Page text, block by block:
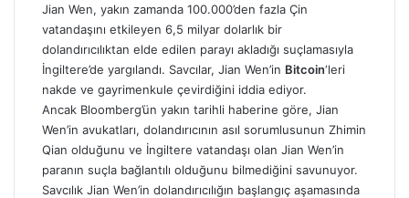
Jian Wen, yakın zamanda 100.000’den fazla Çin
vatandaşını etkileyen 6,5 milyar dolarlık bir
dolandırıcılıktan elde edilen parayı akladığı suçlamasıyla
İngiltere’de yargılandı. Savcılar, Jian Wen’in Bitcoin‘leri
nakde ve gayrimenkule çevirdiğini iddia ediyor.
Ancak Bloomberg’ün yakın tarihli haberine göre, Jian
Wen’in avukatları, dolandırıcının asıl sorumlusunun Zhimin
Qian olduğunu ve İngiltere vatandaşı olan Jian Wen’in
paranın suçla bağlantılı olduğunu bilmediğini savunuyor.
Savcılık Jian Wen’in dolandırıcılığın başlangıç aşamasında